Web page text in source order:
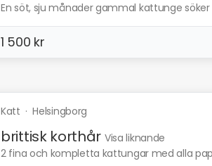
En söt, sju månader gammal kattunge
1 500 kr
Katt ·Helsingborg
brittisk korthår Visa liknande
2 fina och kompletta kattungar med alla